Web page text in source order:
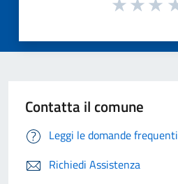
Contatta il comune
Leggi le domande frequenti
Richiedi Assistenza